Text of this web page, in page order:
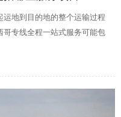
地到目的地的整个运输过程
专线全程一站式服务可能包